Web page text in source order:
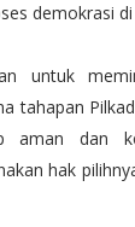
demokrasi
untuk
tahapan
aman dan
hak